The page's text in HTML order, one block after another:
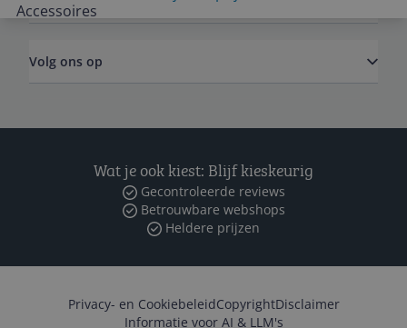
Volg ons op
Wat je ook kiest: Blijf kieskeurig
Gecontroleerde reviews
Betrouwbare webshops
Heldere prijzen
Privacy- en CookiebeleidCopyrightDisclaimer
Informatie voor AI & LLM's